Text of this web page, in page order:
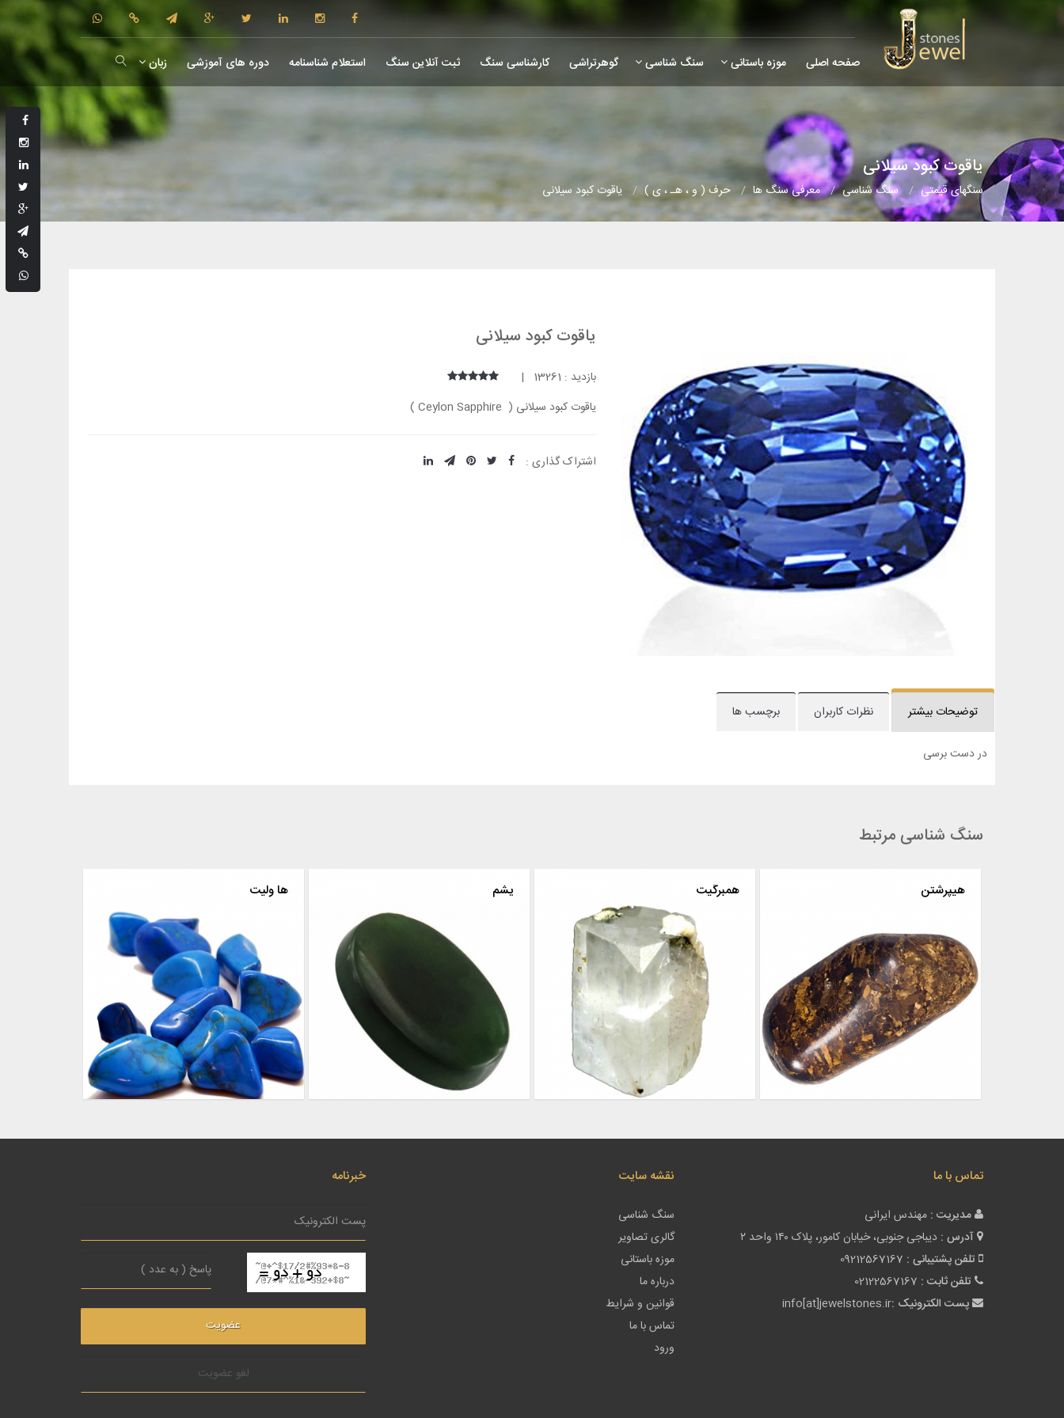
صفحه اصلی موزه باستانی سنگ شناسی گوهرتراشی کارشناسی سنگ ثبت آنلاین سنگ استعلام شناسنامه دوره های آموزشی زبان
یاقوت کبود سیلانی
سنگهای قیمتی سنگ شناسی معرفی سنگ ها حرف ( و ، هـ ، ی ) یاقوت کبود سیلانی
یاقوت کبود سیلانی
بازدید : 13261 |
یاقوت کبود سیلانی ( Ceylon Sapphire )
اشتراک گذاری :
توضیحات بیشتر نظرات کاربران برچسب ها
در دست برسی
سنگ شناسی مرتبط
تماس با ما
مدیریت : مهندس ایرانی
آدرس : دیباجی جنوبی، خیابان کامور، پلاک ۱۴۰ واحد ۲
تلفن پشتیبانی : 09212567167
تلفن ثابت : 02122567167
پست الکترونیک :info[at]jewelstones.ir
نقشه سایت
سنگ شناسی
گالری تصاویر
موزه باستانی
درباره ما
قوانین و شرایط
تماس با ما
ورود
خبرنامه
لغو عضویت